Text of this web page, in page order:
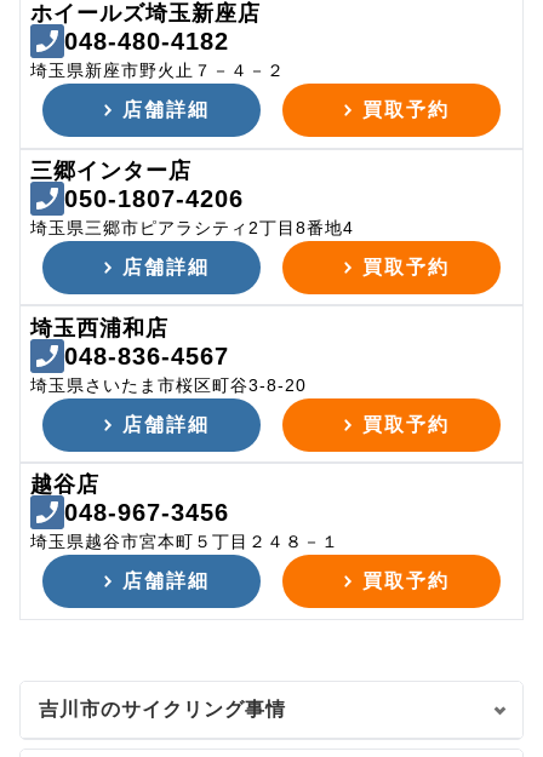
ホイールズ埼玉新座店
048-480-4182
埼玉県新座市野火止７－４－２
店舗詳細 買取予約
三郷インター店
050-1807-4206
埼玉県三郷市ピアラシティ2丁目8番地4
店舗詳細 買取予約
埼玉西浦和店
048-836-4567
埼玉県さいたま市桜区町谷3-8-20
店舗詳細 買取予約
越谷店
048-967-3456
埼玉県越谷市宮本町５丁目２４８－１
店舗詳細 買取予約
吉川市のサイクリング事情